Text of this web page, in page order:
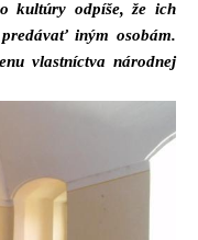
kultúry odpíše, že ich
iným osobám.
vlastníctva národnej